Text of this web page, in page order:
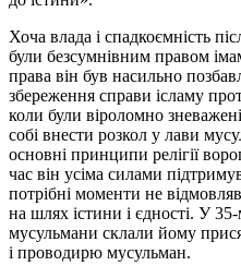
Хоча влада і спадкоємність
були безсумнівним правом
права він був насильно
збереження справи ісламу
коли були віроломно
собі внести розкол у лави
основні принципи релігії
час він усіма силами
потрібні моменти не
на шлях істини і єдності. У
мусульмани склали йому
і проводирю мусульман.